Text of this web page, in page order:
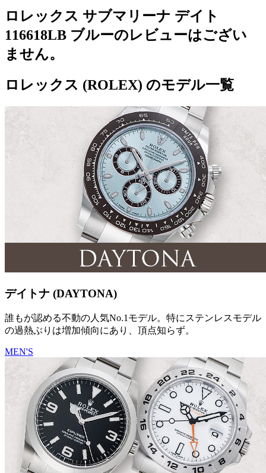
ロレックス サブマリーナ デイト
116618LB ブルーのレビューはござい
ません。
ロレックス (ROLEX) のモデル一覧
デイトナ (DAYTONA)
誰もが認める不動の人気No.1モデル。特にステンレスモデル
の過熱ぶりは増加傾向にあり、頂点知らず。
MEN'S